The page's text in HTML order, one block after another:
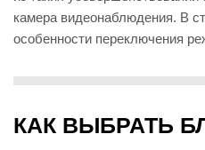
камера видеонаблюдения. В
особенности переключения
КАК ВЫБРАТЬ